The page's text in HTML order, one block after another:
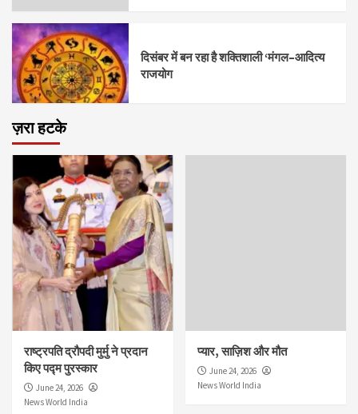
दिसंबर में बन रहा है शक्तिशाली ‘मंगल–आदित्य
राजयोग
ज़रा हटके
राष्ट्रपति द्रौपदी मुर्मु ने प्रदान
किए पद्म पुरस्कार
June 24, 2026
News World India
प्यार, साज़िश और मौत
June 24, 2026
News World India